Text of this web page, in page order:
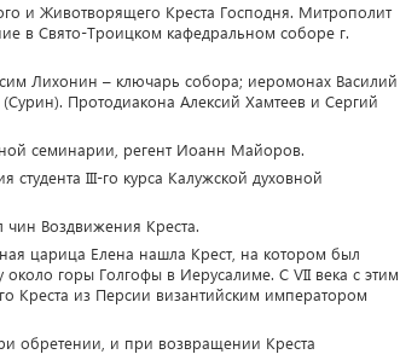
и Животворящего Креста Господня. Митрополит
в Свято-Троицком кафедральном соборе г.
Лихонин – ключарь собора; иеромонах Василий
Протодиакона Алексий Хамтеев и Сергий
семинарии, регент Иоанн Майоров.
III-го курса Калужской духовной
чин Воздвижения Креста.
царица Елена нашла Крест, на котором был
горы Голгофы в Иерусалиме. C VII века с этим
Креста из Персии византийским императором
обретении, и при возвращении Креста